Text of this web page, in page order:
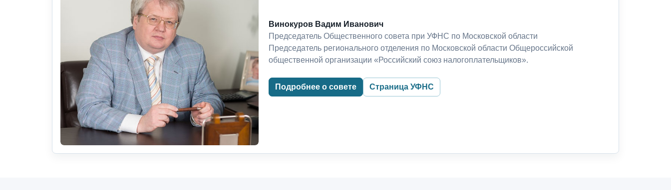
Винокуров Вадим Иванович
Председатель Общественного совета при УФНС по Московской области
Председатель регионального отделения по Московской области Общероссийской
общественной организации «Российский союз налогоплательщиков».
Подробнее о совете Страница УФНС